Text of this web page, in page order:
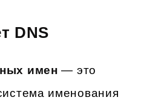
DNS
имен — это
именования